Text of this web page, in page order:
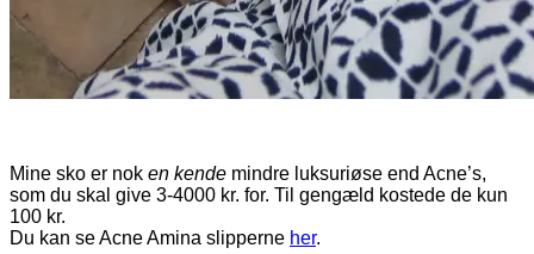
Mine sko er nok en kende mindre luksuriøse end Acne’s,
som du skal give 3-4000 kr. for. Til gengæld kostede de kun
100 kr.
Du kan se Acne Amina slipperne her.